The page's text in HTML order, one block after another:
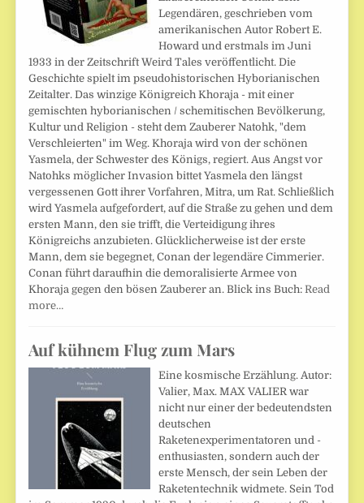
Legendären, geschrieben vom
amerikanischen Autor Robert E.
Howard und erstmals im Juni
1933 in der Zeitschrift Weird Tales veröffentlicht. Die
Geschichte spielt im pseudohistorischen Hyborianischen
Zeitalter. Das winzige Königreich Khoraja - mit einer
gemischten hyborianischen / schemitischen Bevölkerung,
Kultur und Religion - steht dem Zauberer Natohk, "dem
Verschleierten" im Weg. Khoraja wird von der schönen
Yasmela, der Schwester des Königs, regiert. Aus Angst vor
Natohks möglicher Invasion bittet Yasmela den längst
vergessenen Gott ihrer Vorfahren, Mitra, um Rat. Schließlich
wird Yasmela aufgefordert, auf die Straße zu gehen und dem
ersten Mann, den sie trifft, die Verteidigung ihres
Königreichs anzubieten. Glücklicherweise ist der erste
Mann, dem sie begegnet, Conan der legendäre Cimmerier.
Conan führt daraufhin die demoralisierte Armee von
Khoraja gegen den bösen Zauberer an. Blick ins Buch:Read
more…
Auf kühnem Flug zum Mars
Eine kosmische Erzählung. Autor:
Valier, Max. MAX VALIER war
nicht nur einer der bedeutendsten
deutschen
Raketenexperimentatoren und -
enthusiasten, sondern auch der
erste Mensch, der sein Leben der
Raketentechnik widmete. Sein Tod